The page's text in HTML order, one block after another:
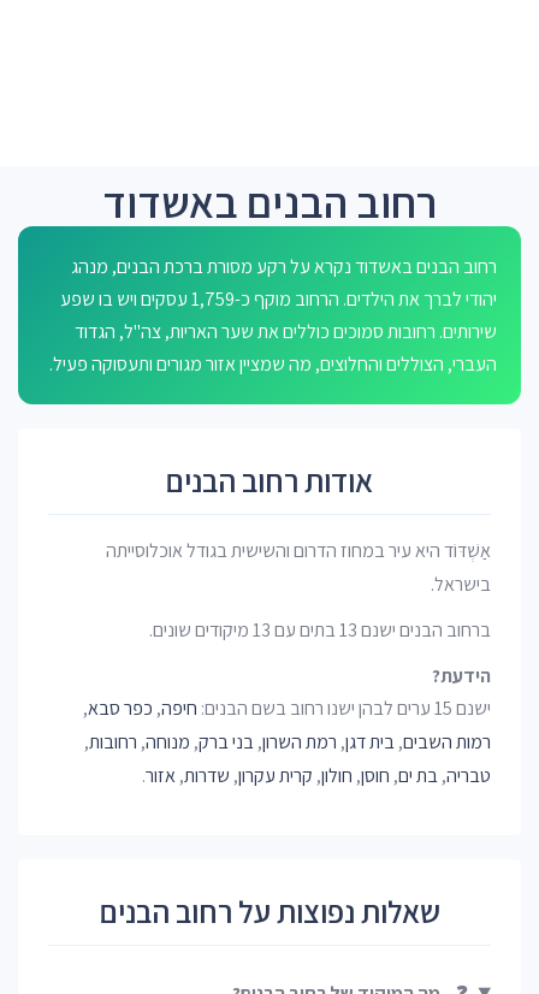
רחוב הבנים באשדוד
רחוב הבנים באשדוד נקרא על רקע מסורת ברכת הבנים, מנהג
יהודי לברך את הילדים. הרחוב מוקף כ-1,759 עסקים ויש בו שפע
שירותים. רחובות סמוכים כוללים את שער האריות, צה"ל, הגדוד
העברי, הצוללים והחלוצים, מה שמציין אזור מגורים ותעסוקה פעיל.
אודות רחוב הבנים
אַשְׁדּוֹד היא עיר במחוז הדרום והשישית בגודל אוכלוסייתה
בישראל.
ברחוב הבנים ישנם 13 בתים עם 13 מיקודים שונים.
הידעת?
ישנם 15 ערים לבהן ישנו רחוב בשם הבנים:
חיפה, כפר סבא,
רמות השבים,בית דגן, רמת השרון,בני ברק, מנוחה, רחובות,
טבריה,בת ים, חוסן, חולון, קרית עקרון, שדרות,אזור.
שאלות נפוצות על רחוב הבנים